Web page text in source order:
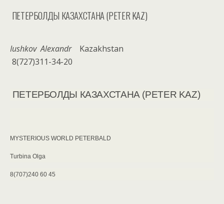
ПЕТЕРБОЛДЫ КАЗАХСТАНА (PETER KAZ)
Iushkov Alexandr
Kazakhstan
8(727)311-34-20
ПЕТЕРБОЛДЫ КАЗАХСТАНА (PETER KAZ)
MYSTERIOUS WORLD PETERBALD
Turbina Olga
8(707)240 60 45